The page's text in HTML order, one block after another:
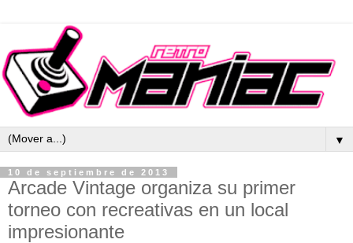
▼
10 de septiembre de 2013
Arcade Vintage organiza su primer
torneo con recreativas en un local
impresionante